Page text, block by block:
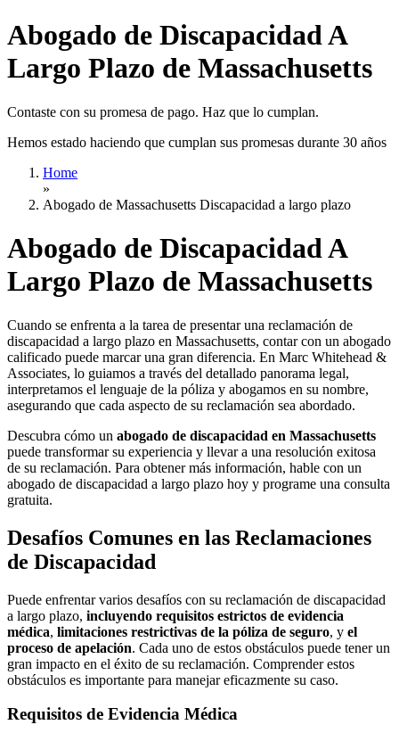
Abogado de Discapacidad A
Largo Plazo de Massachusetts
Contaste con su promesa de pago. Haz que lo cumplan.
Hemos estado haciendo que cumplan sus promesas durante 30 años
Home
»
Abogado de Massachusetts Discapacidad a largo plazo
Abogado de Discapacidad A
Largo Plazo de Massachusetts
Cuando se enfrenta a la tarea de presentar una reclamación de
discapacidad a largo plazo en Massachusetts, contar con un abogado
calificado puede marcar una gran diferencia. En Marc Whitehead &
Associates, lo guiamos a través del detallado panorama legal,
interpretamos el lenguaje de la póliza y abogamos en su nombre,
asegurando que cada aspecto de su reclamación sea abordado.
Descubra cómo un abogado de discapacidad en Massachusetts
puede transformar su experiencia y llevar a una resolución exitosa
de su reclamación. Para obtener más información, hable con un
abogado de discapacidad a largo plazo hoy y programe una consulta
gratuita.
Desafíos Comunes en las Reclamaciones
de Discapacidad
Puede enfrentar varios desafíos con su reclamación de discapacidad
a largo plazo, incluyendo requisitos estrictos de evidencia
médica, limitaciones restrictivas de la póliza de seguro, y el
proceso de apelación. Cada uno de estos obstáculos puede tener un
gran impacto en el éxito de su reclamación. Comprender estos
obstáculos es importante para manejar eficazmente su caso.
Requisitos de Evidencia Médica